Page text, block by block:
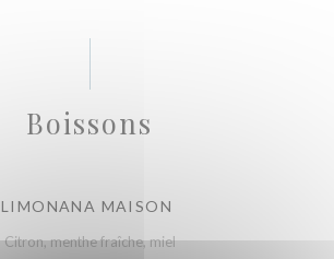
Boissons
LIMONANA MAISON
Citron, menthe fraîche, miel